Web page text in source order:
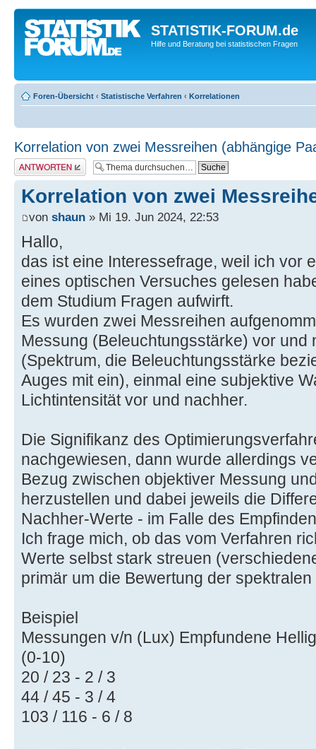
STATISTIK-FORUM.de
Hilfe und Beratung bei statistischen Fragen
Foren-Übersicht ‹ Statistische Verfahren ‹ Korrelationen
Korrelation von zwei Messreihen (abhängige
Antwort erstellen
Korrelation von zwei
von shaun » Mi 19. Jun 2024, 22:53
Hallo,
das ist eine Interessefrage, weil ich vor
eines optischen Versuches gelesen
dem Studium Fragen aufwirft.
Es wurden zwei Messreihen
Messung (Beleuchtungsstärke) vor und
(Spektrum, die Beleuchtungsstärke
Auges mit ein), einmal eine subjektive
Lichtintensität vor und nachher.
Die Signifikanz des
nachgewiesen, dann wurde allerdings
Bezug zwischen objektiver Messung
herzustellen und dabei jeweils die
Nachher-Werte - im Falle des
Ich frage mich, ob das vom Verfahren
Werte selbst stark streuen
primär um die Bewertung der
Beispiel
Messungen v/n (Lux) Empfundene
(0-10)
20 / 23 - 2 / 3
44 / 45 - 3 / 4
103 / 116 - 6 / 8